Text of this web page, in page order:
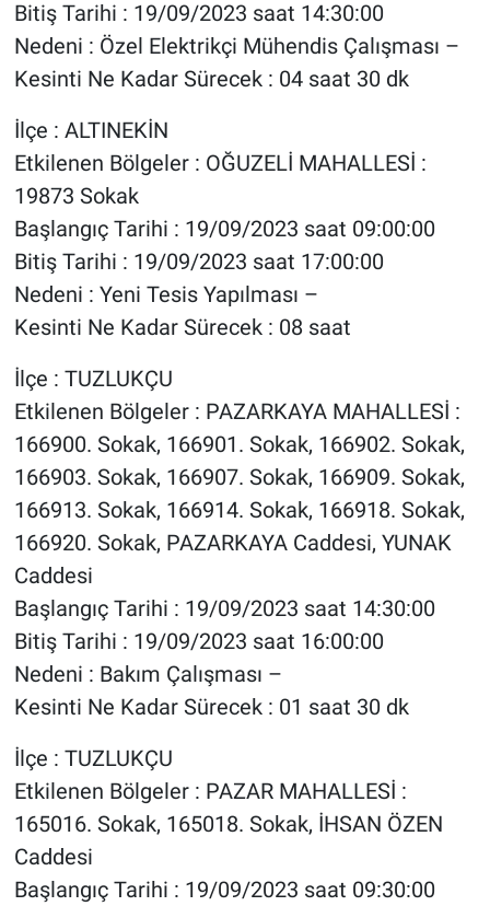
Bitiş Tarihi : 19/09/2023 saat 14:30:00
Nedeni : Özel Elektrikçi Mühendis Çalışması –
Kesinti Ne Kadar Sürecek : 04 saat 30 dk
İlçe : ALTINEKİN
Etkilenen Bölgeler : OĞUZELİ MAHALLESİ :
19873 Sokak
Başlangıç Tarihi : 19/09/2023 saat 09:00:00
Bitiş Tarihi : 19/09/2023 saat 17:00:00
Nedeni : Yeni Tesis Yapılması –
Kesinti Ne Kadar Sürecek : 08 saat
İlçe : TUZLUKÇU
Etkilenen Bölgeler : PAZARKAYA MAHALLESİ :
166900. Sokak, 166901. Sokak, 166902. Sokak,
166903. Sokak, 166907. Sokak, 166909. Sokak,
166913. Sokak, 166914. Sokak, 166918. Sokak,
166920. Sokak, PAZARKAYA Caddesi, YUNAK
Caddesi
Başlangıç Tarihi : 19/09/2023 saat 14:30:00
Bitiş Tarihi : 19/09/2023 saat 16:00:00
Nedeni : Bakım Çalışması –
Kesinti Ne Kadar Sürecek : 01 saat 30 dk
İlçe : TUZLUKÇU
Etkilenen Bölgeler : PAZAR MAHALLESİ :
165016. Sokak, 165018. Sokak, İHSAN ÖZEN
Caddesi
Başlangıç Tarihi : 19/09/2023 saat 09:30:00